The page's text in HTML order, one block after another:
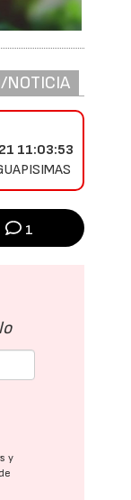
NOTICIA
11:03:53
1
y